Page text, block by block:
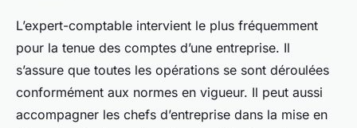
L’expert-comptable intervient le plus fréquemment
pour la tenue des comptes d’une entreprise. Il
s’assure que toutes les opérations se sont déroulées
conformément aux normes en vigueur. Il peut aussi
accompagner les chefs d’entreprise dans la mise en